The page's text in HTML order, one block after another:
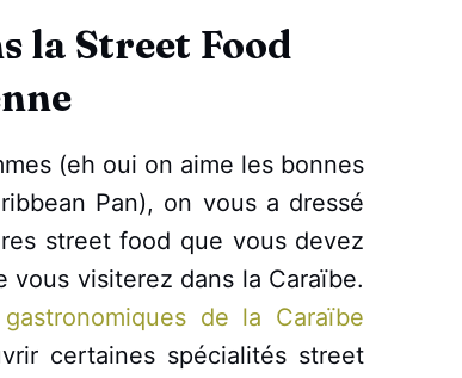
la Street Food
(eh oui on aime les bonnes
Pan), on vous a dressé
street food que vous devez
vous visiterez dans la Caraïbe.
de la Caraïbe
certaines spécialités street